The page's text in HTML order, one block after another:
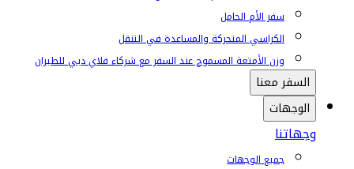
سفر الأم الحامل
الكراسي المتحركة والمساعدة في التنقل
وزن الأمتعة المسموح عند السفر مع شركاء فلاي دبي للطيران
السفر معنا
الوجهات
وجهاتنا
جميع الوجهات